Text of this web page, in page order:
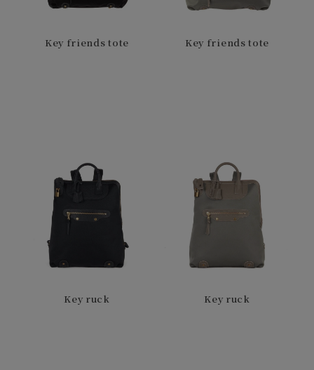
Key friends tote Key friends tote
Key ruck Key ruck